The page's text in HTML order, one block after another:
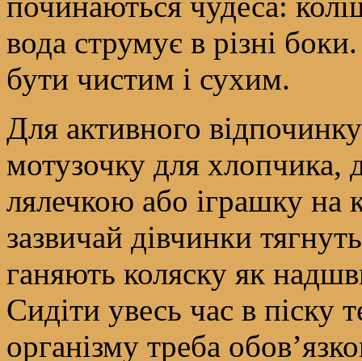
вода струмує в різні
бути чистим і сухим.
Для активного
мотузочку для хлопчика,
лялечкою або іграшку на
зазвичай дівчинки
ганяють коляску як
Сидіти увесь час в піску
організму треба